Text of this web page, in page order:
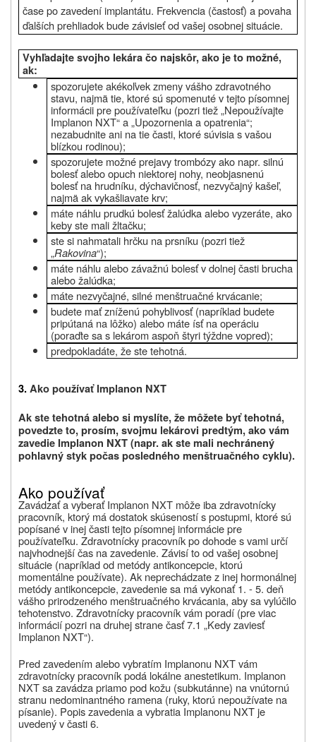
čase po zavedení implantátu. Frekvencia (častosť) a povaha
ďalších prehliadok bude závisieť od vašej osobnej situácie.
Vyhľadajte svojho lekára čo najskôr, ako je to možné,
ak:
spozorujete akékoľvek zmeny vášho zdravotného
stavu, najmä tie, ktoré sú spomenuté v tejto písomnej
informácii pre používateľku (pozri tiež „Nepoužívajte
Implanon NXT“ a „Upozornenia a opatrenia“;
nezabudnite ani na tie časti, ktoré súvisia s vašou
blízkou rodinou);
spozorujete možné prejavy trombózy ako napr. silnú
bolesť alebo opuch niektorej nohy, neobjasnenú
bolesť na hrudníku, dýchavičnosť, nezvyčajný kašeľ,
najmä ak vykašliavate krv;
máte náhlu prudkú bolesť žalúdka alebo vyzeráte, ako
keby ste mali žltačku;
ste si nahmatali hrčku na prsníku (pozri tiež
„Rakovina“);
máte náhlu alebo závažnú bolesť v dolnej časti brucha
alebo žalúdka;
máte nezvyčajné, silné menštruačné krvácanie;
budete mať zníženú pohyblivosť (napríklad budete
pripútaná na lôžko) alebo máte ísť na operáciu
(poraďte sa s lekárom aspoň štyri týždne vopred);
predpokladáte, že ste tehotná.
3.Ako používať Implanon NXT
Ak ste tehotná alebo si myslíte, že môžete byť tehotná,
povedzte to, prosím, svojmu lekárovi predtým, ako vám
zavedie Implanon NXT (napr. ak ste mali nechránený
pohlavný styk počas posledného menštruačného cyklu).
Ako používať
Zavádzať a vyberať Implanon NXT môže iba zdravotnícky
pracovník, ktorý má dostatok skúseností s postupmi, ktoré sú
popísané v inej časti tejto písomnej informácie pre
používateľku. Zdravotnícky pracovník po dohode s vami určí
najvhodnejší čas na zavedenie. Závisí to od vašej osobnej
situácie (napríklad od metódy antikoncepcie, ktorú
momentálne používate). Ak neprechádzate z inej hormonálnej
metódy antikoncepcie, zavedenie sa má vykonať 1. - 5. deň
vášho prirodzeného menštruačného krvácania, aby sa vylúčilo
tehotenstvo. Zdravotnícky pracovník vám poradí (pre viac
informácií pozri na druhej strane časť 7.1 „Kedyzaviesť
Implanon NXT“).
Pred zavedením alebo vybratím Implanonu NXT vám
zdravotnícky pracovník podá lokálne anestetikum. Implanon
NXT sa zavádza priamo pod kožu (subkutánne) na vnútornú
stranu nedominantného ramena (ruky, ktorú nepoužívate na
písanie). Popis zavedenia a vybratia Implanonu NXT je
uvedený v časti 6.